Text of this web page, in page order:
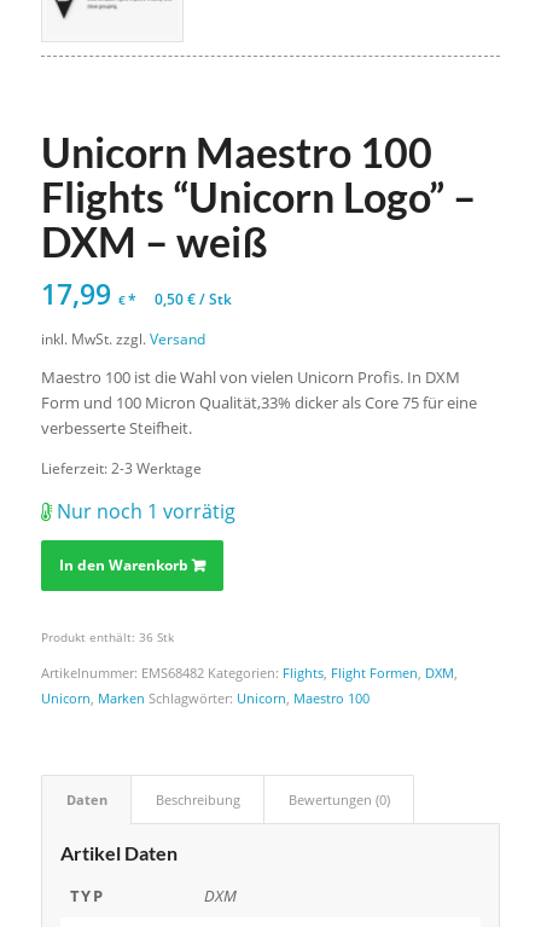
Unicorn Maestro 100
Flights “Unicorn Logo” –
DXM – weiß
17,99 €* 0,50€/Stk
inkl. MwSt. zzgl.Versand
Maestro 100 ist die Wahl von vielen Unicorn Profis. In DXM
Form und 100 Micron Qualität,33% dicker als Core 75 für eine
verbesserte Steifheit.
Lieferzeit: 2-3 Werktage
Nur noch 1 vorrätig
In den Warenkorb
Produkt enthält: 36 Stk
Artikelnummer: EMS68482 Kategorien: Flights, Flight Formen, DXM,
Unicorn, Marken Schlagwörter: Unicorn, Maestro 100
Daten Beschreibung Bewertungen (0)
Artikel Daten
TYP
DXM